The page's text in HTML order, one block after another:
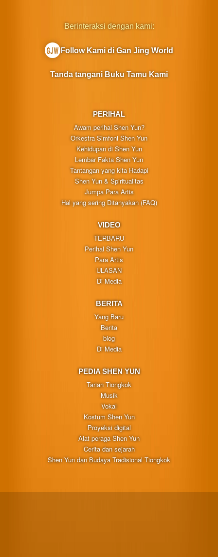
PERIHAL
Awam perihal Shen Yun?
Orkestra Simfoni Shen Yun
Kehidupan di Shen Yun
Lembar Fakta Shen Yun
Tantangan yang kita Hadapi
Shen Yun & Spiritualitas
Jumpa Para Artis
Hal yang sering Ditanyakan (FAQ)
VIDEO
TERBARU
Perihal Shen Yun
Para Artis
ULASAN
Di Media
BERITA
Yang Baru
Berita
blog
Di Media
PEDIA SHEN YUN
Tarian Tiongkok
Musik
Vokal
Kostum Shen Yun
Proyeksi digital
Alat peraga Shen Yun
Cerita dan sejarah
Shen Yun dan Budaya Tradisional Tiongkok
Berinteraksi dengan kami:
Follow Kami di Gan Jing World
Tanda tangani Buku Tamu Kami